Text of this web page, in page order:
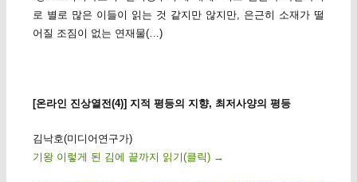
로 별로 많은 이들이 읽는 것 같지만 않지만, 은근히 소재가 떨
어질 조짐이 없는 연재물(…)
[온라인 진상열전(4)] 지적 평등의 지향, 최저사양의 평등
김낙호(미디어연구가)
기왕 이렇게 된 김에 끝까지 읽기(클릭) →